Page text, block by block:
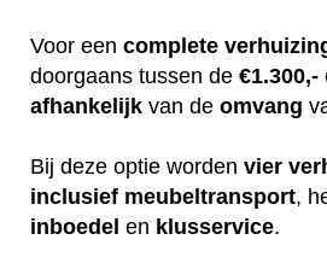
Voor een complete
doorgaans tussen de €1.300,-
afhankelijk van de omvang
Bij deze optie worden vier
inclusief meubeltransport,
inboedel en klusservice.